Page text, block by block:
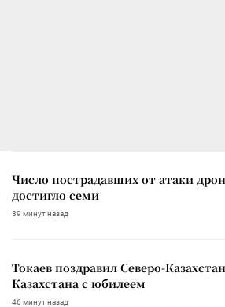
Число пострадавших от атаки
достигло семи
39 минут назад
Токаев поздравил Северо-
Казахстана с юбилеем
46 минут назад